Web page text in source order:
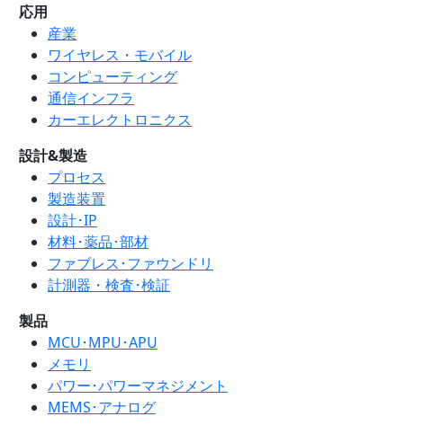
応用
産業
ワイヤレス・モバイル
コンピューティング
通信インフラ
カーエレクトロニクス
設計&製造
プロセス
製造装置
設計･IP
材料･薬品･部材
ファブレス･ファウンドリ
計測器・検査･検証
製品
MCU･MPU･APU
メモリ
パワー･パワーマネジメント
MEMS･アナログ